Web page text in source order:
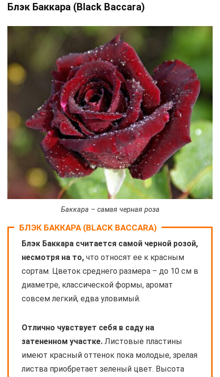
Блэк Баккара (Black Baccara)
Баккара – самая черная роза
БЛЭК БАККАРА (BLACK BACCARA)
Блэк Баккара считается самой черной розой,
несмотря на то, что относят ее к красным
сортам. Цветок среднего размера – до 10 см в
диаметре, классической формы, аромат
совсем легкий, едва уловимый.
Отлично чувствует себя в саду на
затененном участке. Листовые пластины
имеют красный оттенок пока молодые, зрелая
листва приобретает зеленый цвет. Высота